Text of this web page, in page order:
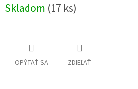
Skladom (17 ks)
OPÝTAŤ SA ZDIEĽAŤ